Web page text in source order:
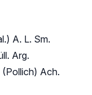
A. L. Sm.
Arg.
Ach.